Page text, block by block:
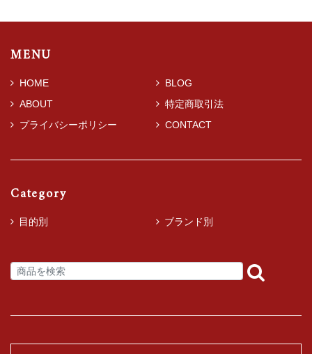
MENU
HOME
BLOG
ABOUT
特定商取引法
プライバシーポリシー
CONTACT
Category
目的別 ブランド別